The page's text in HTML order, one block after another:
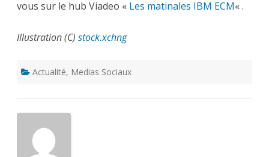
vous sur le hub Viadeo « Les matinales IBM ECM« .
Illustration (C) stock.xchng
Actualité, Medias Sociaux